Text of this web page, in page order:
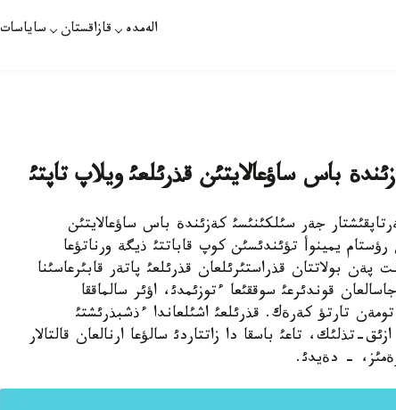
الەمدە قازاقستان ساياسات
باس ساؤعالايتئن قذرئلعئ ويلاپ تاپتئ
ونةرتاپقئشتار جةر سئلكئنئسئ كةزئندة باس ساؤعالايتئن
يمينوأ تؤئندئسئن كوپ قاباتتئ ذيگة ورناتؤعا
198 كةلئلئك برةزةنت پةن بولاتتان قذراستئرئلعان قذرئلعئ پاتةر قابئرعاسئنا
قوندئرعئ سوققئعا ءتوزئمدئ، اؤئر سالماققا
تارتؤ كةرةك. قذرئلعئ اشئلعاندا ءذشبذرئشتئ
تذلئك، تاعئ باسقا دا زاتتاردئ سالؤعا ارنالعان قالتالار
- دةيدئ.